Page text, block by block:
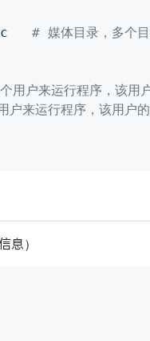
# 媒体目录，多个目
用户来运行程序，该用
户来运行程序，该用户
息）